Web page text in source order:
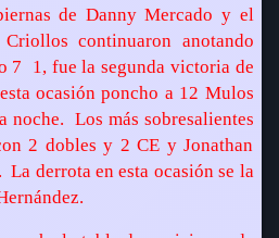
de Danny Mercado y el
continuaron anotando
7  1, fue la segunda victoria de
ocasión poncho a 12 Mulos
noche. Los más sobresalientes
2 dobles y 2 CE y Jonathan
La derrota en esta ocasión se la